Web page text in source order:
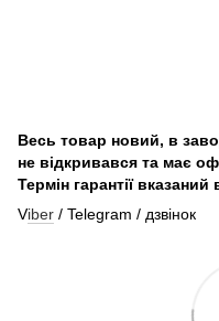
Весь товар новий, в
не відкривався та має
Термін гарантії
Viber / Telegram / дзвінок